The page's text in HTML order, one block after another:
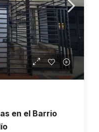
en el Barrio